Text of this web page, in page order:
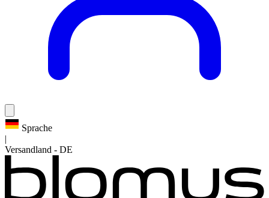
Sprache
|
Versandland - DE